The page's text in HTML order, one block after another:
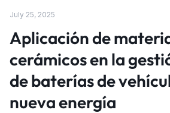
July 25, 2025
Aplicación de
cerámicos en la
de baterías de
nueva energía